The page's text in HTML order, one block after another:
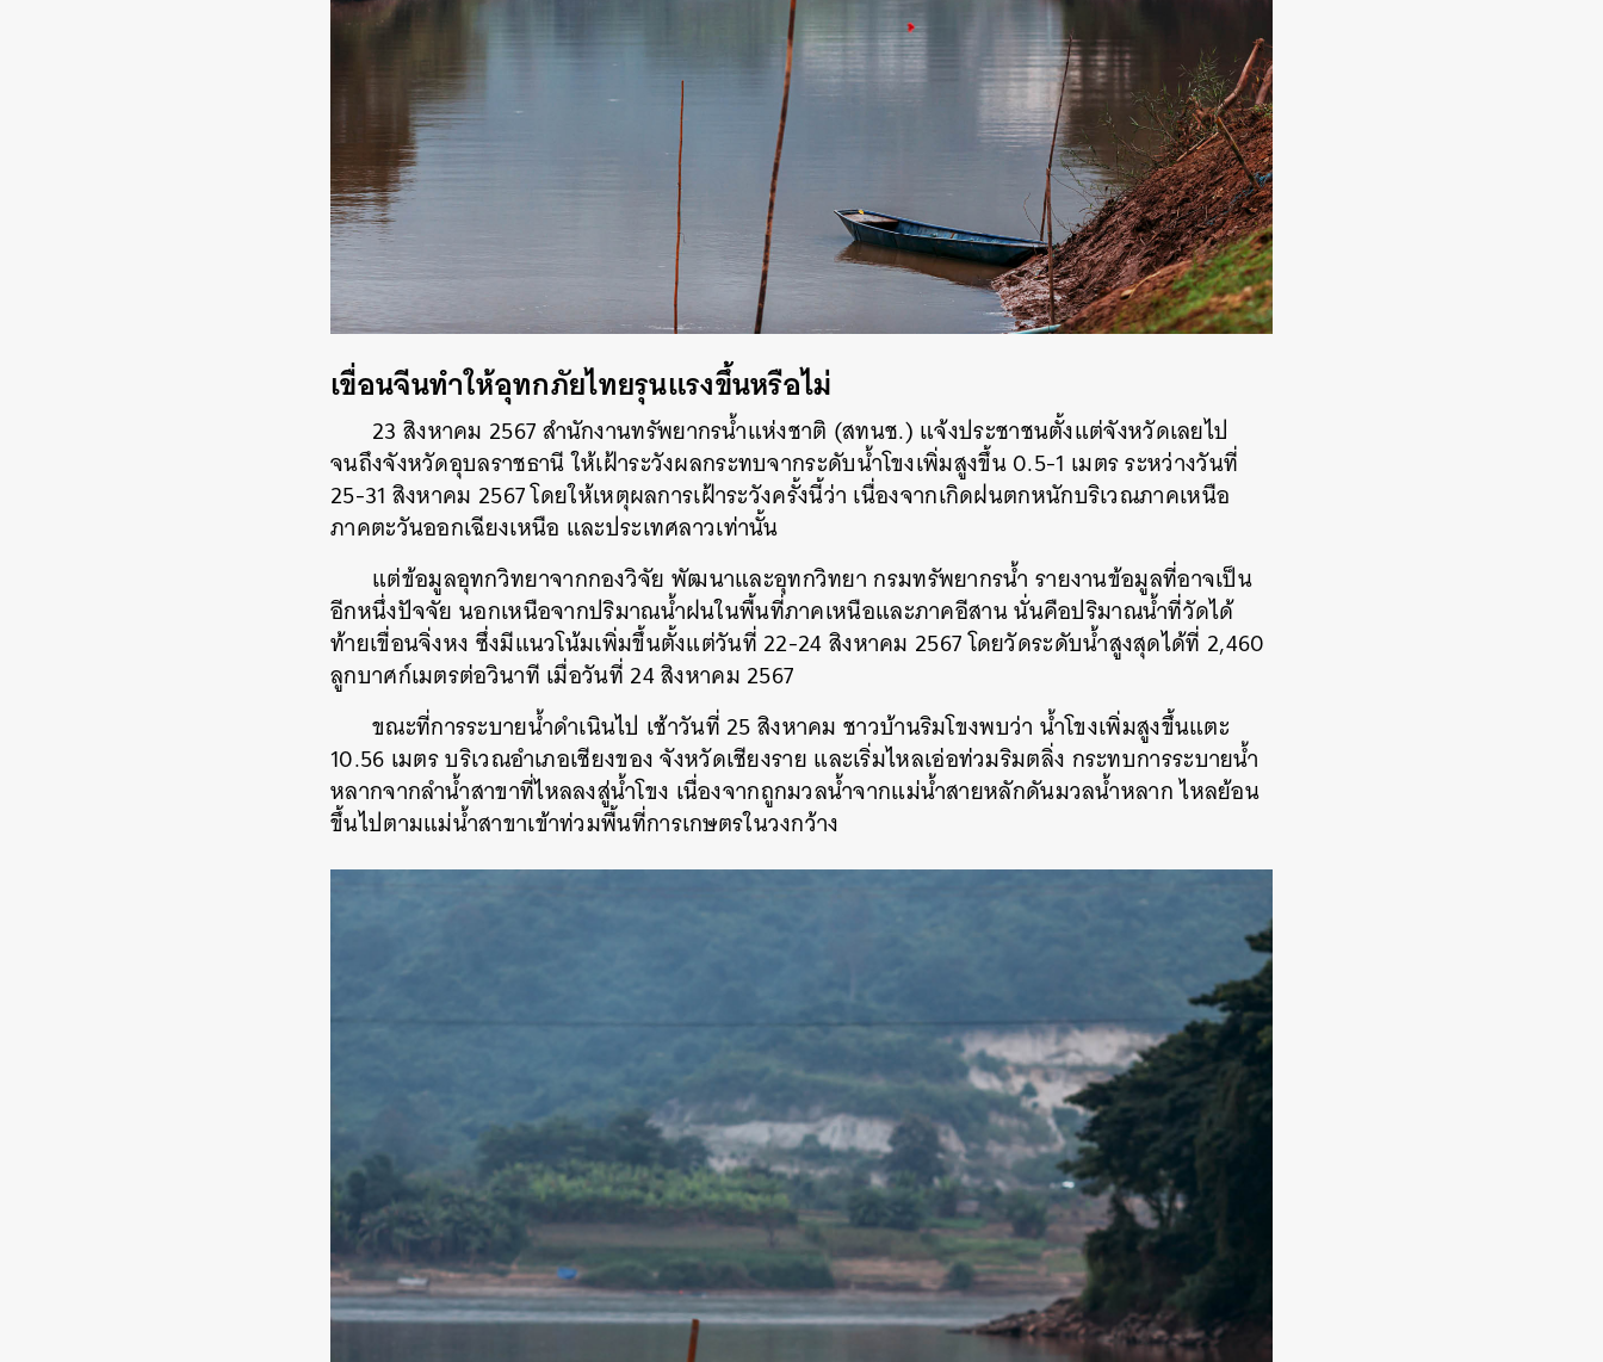
เขื่อนจีนทำให้อุทกภัยไทยรุนแรงขึ้นหรือไม่
23 สิงหาคม 2567 สำนักงานทรัพยากรน้ำแห่งชาติ (สทนช.) แจ้งประชาชนตั้งแต่จังหวัดเลยไป
จนถึงจังหวัดอุบลราชธานี ให้เฝ้าระวังผลกระทบจากระดับน้ำโขงเพิ่มสูงขึ้น 0.5-1 เมตร ระหว่างวันที่
25-31 สิงหาคม 2567 โดยให้เหตุผลการเฝ้าระวังครั้งนี้ว่า เนื่องจากเกิดฝนตกหนักบริเวณภาคเหนือ
ภาคตะวันออกเฉียงเหนือ และประเทศลาวเท่านั้น
แต่ข้อมูลอุทกวิทยาจากกองวิจัย พัฒนาและอุทกวิทยา กรมทรัพยากรน้ำ รายงานข้อมูลที่อาจเป็น
อีกหนึ่งปัจจัย นอกเหนือจากปริมาณน้ำฝนในพื้นที่ภาคเหนือและภาคอีสาน นั่นคือปริมาณน้ำที่วัดได้
ท้ายเขื่อนจิ่งหง ซึ่งมีแนวโน้มเพิ่มขึ้นตั้งแต่วันที่ 22-24 สิงหาคม 2567 โดยวัดระดับน้ำสูงสุดได้ที่ 2,460
ลูกบาศก์เมตรต่อวินาที เมื่อวันที่ 24 สิงหาคม 2567
ขณะที่การระบายน้ำดำเนินไป เช้าวันที่ 25 สิงหาคม ชาวบ้านริมโขงพบว่า น้ำโขงเพิ่มสูงขึ้นแตะ
10.56 เมตร บริเวณอำเภอเชียงของ จังหวัดเชียงราย และเริ่มไหลเอ่อท่วมริมตลิ่ง กระทบการระบายน้ำ
หลากจากลำน้ำสาขาที่ไหลลงสู่น้ำโขง เนื่องจากถูกมวลน้ำจากแม่น้ำสายหลักดันมวลน้ำหลาก ไหลย้อน
ขึ้นไปตามแม่น้ำสาขาเข้าท่วมพื้นที่การเกษตรในวงกว้าง